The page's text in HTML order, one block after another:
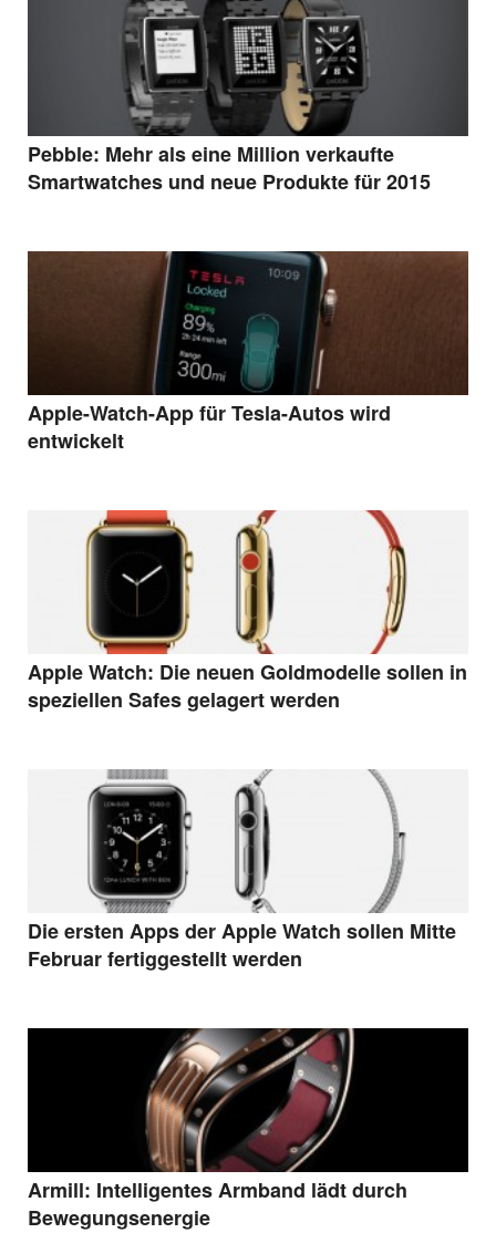
Pebble: Mehr als eine Million verkaufte
Smartwatches und neue Produkte für 2015
Apple-Watch-App für Tesla-Autos wird
entwickelt
Apple Watch: Die neuen Goldmodelle sollen in
speziellen Safes gelagert werden
Die ersten Apps der Apple Watch sollen Mitte
Februar fertiggestellt werden
Armill: Intelligentes Armband lädt durch
Bewegungsenergie